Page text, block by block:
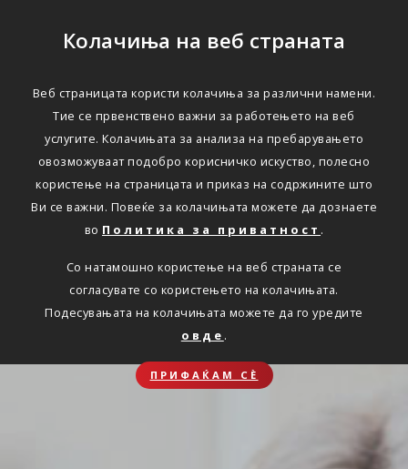
Колачиња на веб страната
Веб страницата користи колачиња за различни намени.
Тие се првенствено важни за работењето на веб
услугите. Колачињата за анализа на пребарувањето
овозможуваат подобро корисничко искуство, полесно
користење на страницата и приказ на содржините што
Ви се важни. Повеќе за колачињата можете да дознаете
во Политика за приватност .
Со натамошно користење на веб страната се
согласувате со користењето на колачињата.
Подесувањата на колачињата можете да го уредите
овде .
ПРИФАЌАМ СЀ